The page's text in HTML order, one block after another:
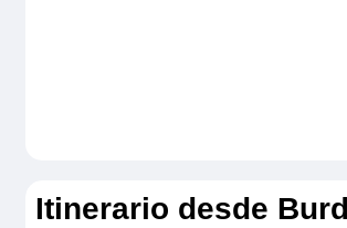
Itinerario desde